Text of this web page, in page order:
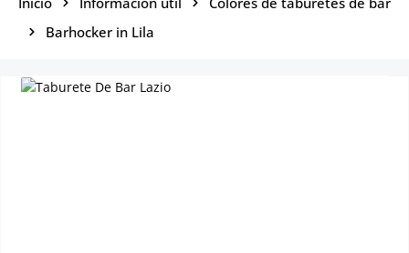
Barhocker in Lila